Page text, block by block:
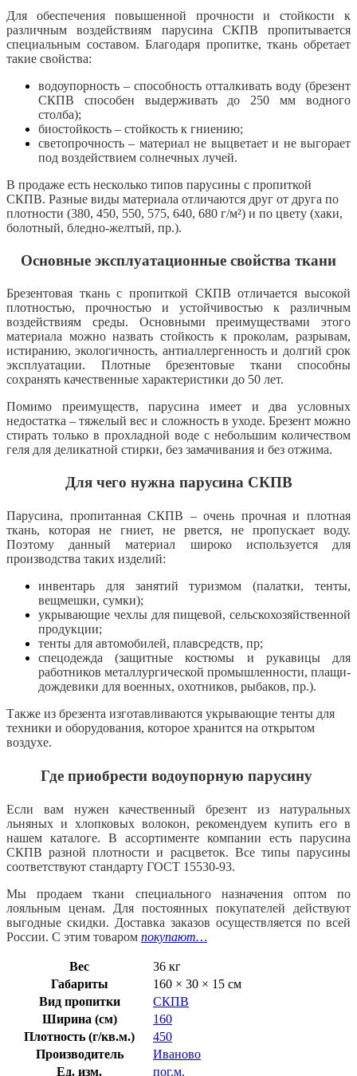
Для обеспечения повышенной прочности и стойкости к
различным воздействиям парусина СКПВ пропитывается
специальным составом. Благодаря пропитке, ткань обретает
такие свойства:
водоупорность – способность отталкивать воду (брезент
СКПВ способен выдерживать до 250 мм водного
столба);
биостойкость – стойкость к гниению;
светопрочность – материал не выцветает и не выгорает
под воздействием солнечных лучей.
В продаже есть несколько типов парусины с пропиткой
СКПВ. Разные виды материала отличаются друг от друга по
плотности (380, 450, 550, 575, 640, 680 г/м²) и по цвету (хаки,
болотный, бледно-желтый, пр.).
Основные эксплуатационные свойства ткани
Брезентовая ткань с пропиткой СКПВ отличается высокой
плотностью, прочностью и устойчивостью к различным
воздействиям среды. Основными преимуществами этого
материала можно назвать стойкость к проколам, разрывам,
истиранию, экологичность, антиаллергенность и долгий срок
эксплуатации. Плотные брезентовые ткани способны
сохранять качественные характеристики до 50 лет.
Помимо преимуществ, парусина имеет и два условных
недостатка – тяжелый вес и сложность в уходе. Брезент можно
стирать только в прохладной воде с небольшим количеством
геля для деликатной стирки, без замачивания и без отжима.
Для чего нужна парусина СКПВ
Парусина, пропитанная СКПВ – очень прочная и плотная
ткань, которая не гниет, не рвется, не пропускает воду.
Поэтому данный материал широко используется для
производства таких изделий:
инвентарь для занятий туризмом (палатки, тенты,
вещмешки, сумки);
укрывающие чехлы для пищевой, сельскохозяйственной
продукции;
тенты для автомобилей, плавсредств, пр;
спецодежда (защитные костюмы и рукавицы для
работников металлургической промышленности, плащи-
дождевики для военных, охотников, рыбаков, пр.).
Также из брезента изготавливаются укрывающие тенты для
техники и оборудования, которое хранится на открытом
воздухе.
Где приобрести водоупорную парусину
Если вам нужен качественный брезент из натуральных
льняных и хлопковых волокон, рекомендуем купить его в
нашем каталоге. В ассортименте компании есть парусина
СКПВ разной плотности и расцветок. Все типы парусины
соответствуют стандарту ГОСТ 15530-93.
Мы продаем ткани специального назначения оптом по
лояльным ценам. Для постоянных покупателей действуют
выгодные скидки. Доставка заказов осуществляется по всей
России. С этим товаром покупают…
Вес
36 кг
Габариты
160 × 30 × 15 см
Вид пропитки
СКПВ
Ширина (см)
160
Плотность (г/кв.м.)
450
Производитель
Иваново
Ед. изм.
пог.м.